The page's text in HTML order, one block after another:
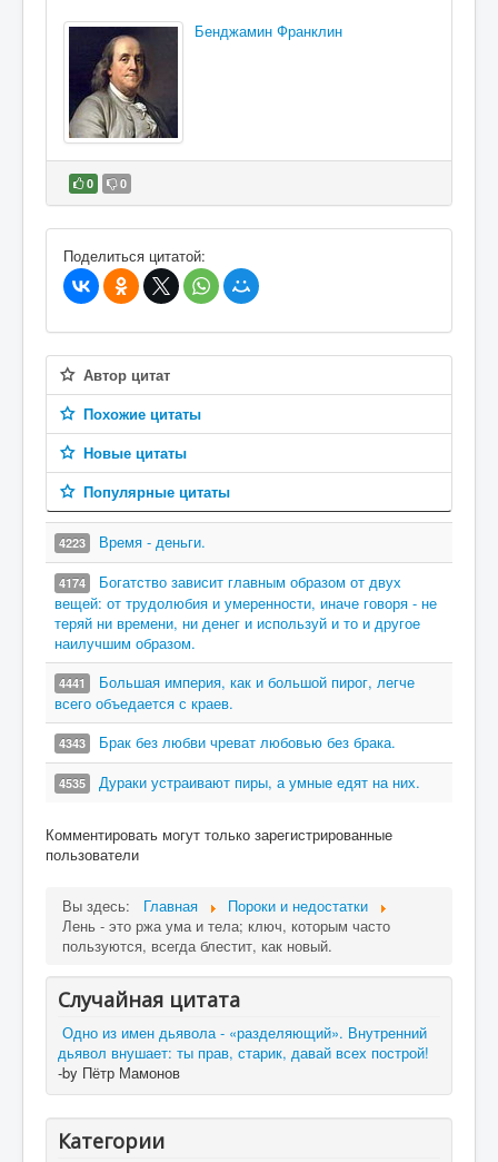
Бенджамин Франклин
0 0
В избранное
Поделиться цитатой:
Автор цитат
Похожие цитаты
Новые цитаты
Популярные цитаты
4223 Время - деньги.
4174
Богатство зависит главным образом от двух
вещей: от трудолюбия и умеренности, иначе говоря - не
теряй ни времени, ни денег и используй и то и другое
наилучшим образом.
4441
Большая империя, как и большой пирог, легче
всего объедается с краев.
4343 Брак без любви чреват любовью без брака.
4535 Дураки устраивают пиры, а умные едят на них.
Комментировать могут только зарегистрированные
пользователи
Вы здесь: Главная
Пороки и недостатки
Лень - это ржа ума и тела; ключ, которым часто
пользуются, всегда блестит, как новый.
Случайная цитата
Одно из имен дьявола - «разделяющий». Внутренний
дьявол внушает: ты прав, старик, давай всех построй!
-by Пётр Мамонов
Категории